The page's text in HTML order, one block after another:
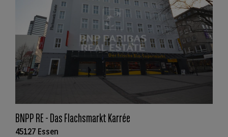
BNPP RE - Das Flachsmarkt Karrée
45127 Essen